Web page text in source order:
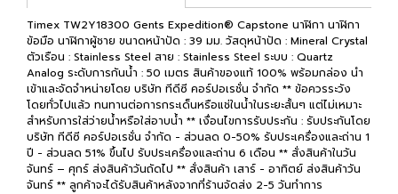
Timex TW2Y18300 Gents Expedition® Capstone นาฬิกา นาฬิกา
ข้อมือ นาฬิกาผู้ชาย ขนาดหน้าปัด : 39 มม. วัสดุหน้าปัด : Mineral Crystal
ตัวเรือน : Stainless Steel สาย : Stainless Steel ระบบ : Quartz
Analog ระดับการกันน้ำ : 50 เมตร สินค้าของแท้ 100% พร้อมกล่อง นำ
เข้าและจัดจำหน่ายโดย บริษัท ทีดีซี คอร์ปอเรชั่น จำกัด ** ข้อควรระวัง
โดยทั่วไปแล้ว ทนทานต่อการกระเด็นหรือแช่ในน้ำในระยะสั้นๆ แต่ไม่เหมาะ
สำหรับการใส่ว่ายน้ำหรือใส่อาบน้ำ ** เงื่อนไขการรับประกัน : รับประกันโดย
บริษัท ทีดีซี คอร์ปอเรชั่น จำกัด - ส่วนลด 0-50% รับประเครื่องและถ่าน 1
ปี - ส่วนลด 51% ขึ้นไป รับประเครื่องและถ่าน 6 เดือน ** สั่งสินค้าในวัน
จันทร์ – ศุกร์ ส่งสินค้าวันถัดไป ** สั่งสินค้า เสาร์ - อาทิตย์ ส่งสินค้าวัน
จันทร์ ** ลูกค้าจะได้รับสินค้าหลังจากที่ร้านจัดส่ง 2-5 วันทำการ